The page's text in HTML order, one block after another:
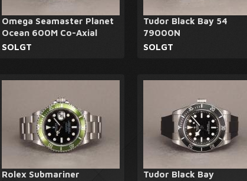
Omega Seamaster Planet
Ocean 600M Co-Axial
SOLGT
Tudor Black Bay 54
79000N
SOLGT
Rolex Submariner Tudor Black Bay